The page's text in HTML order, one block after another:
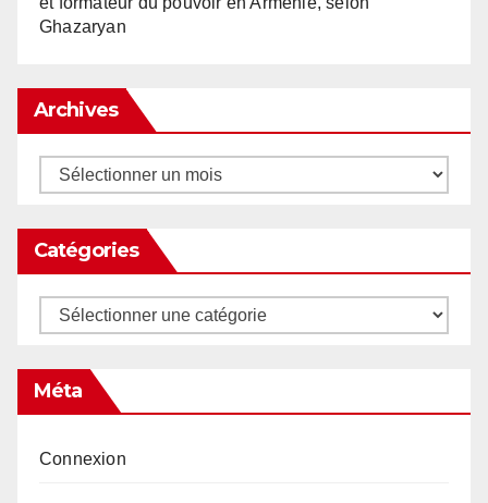
Ghazaryan
Archives
Archives
Catégories
Catégories
Méta
Connexion